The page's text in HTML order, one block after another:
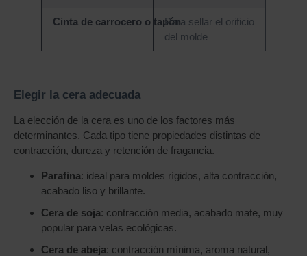
Cinta de carrocero o tapónPara sellar el orificio
del molde
Elegir la cera adecuada
La elección de la cera es uno de los factores más
determinantes. Cada tipo tiene propiedades distintas de
contracción, dureza y retención de fragancia.
Parafina: ideal para moldes rígidos, alta contracción,
acabado liso y brillante.
Cera de soja: contracción media, acabado mate, muy
popular para velas ecológicas.
Cera de abeja: contracción mínima, aroma natural,